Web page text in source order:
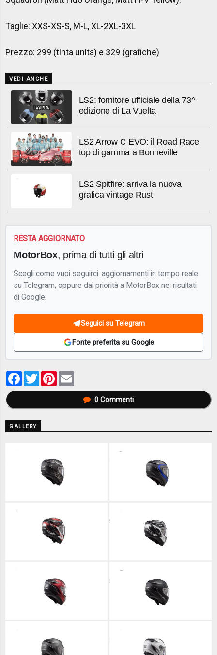
Taglie: XXS-XS-S, M-L, XL-2XL-3XL
Prezzo: 299 (tinta unita) e 329 (grafiche)
VEDI ANCHE
LS2: fornitore ufficiale della 73^
edizione di La Vuelta
LS2 Arrow C EVO: il Road Race
top di gamma a Bonneville
LS2 Spitfire: arriva la nuova
grafica vintage Rust
RESTA AGGIORNATO
MotorBox, prima di tutti gli altri
Scegli come vuoi seguirci: aggiornamenti in tempo reale
su Telegram, oppure dai priorità a MotorBox nei risultati
di Google.
Seguici su Telegram
Fonte preferita su Google
Facebook
TwitterPinterest
0Commenti
GALLERY